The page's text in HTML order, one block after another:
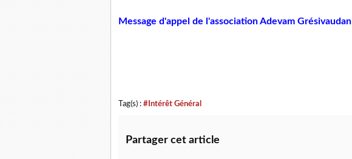
Message d'appel de l'association Adevam Grésivaudan
Tag(s) : #Intérêt Général
Partager cet article